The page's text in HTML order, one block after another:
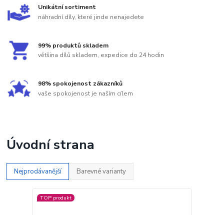
Unikátní sortiment
náhradní díly, které jinde nenajedete
99% produktů skladem
většina dílů skladem, expedice do 24 hodin
98% spokojenost zákazníků
vaše spokojenost je naším cílem
Úvodní strana
Nejprodávanější Barevné varianty
TOP produkt